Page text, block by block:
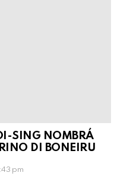
SING NOMBRÁ
DI BONEIRU
pm